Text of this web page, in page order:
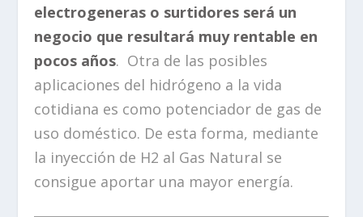
electrogeneras o surtidores será un
negocio que resultará muy rentable en
pocos años. Otra de las posibles
aplicaciones del hidrógeno a la vida
cotidiana es como potenciador de gas de
uso doméstico. De esta forma, mediante
la inyección de H2 al Gas Natural se
consigue aportar una mayor energía.